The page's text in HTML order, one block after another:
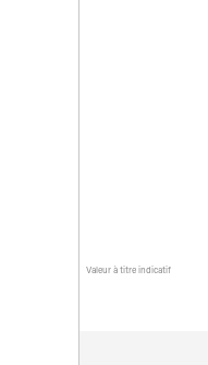
Valeur à titre indicatif